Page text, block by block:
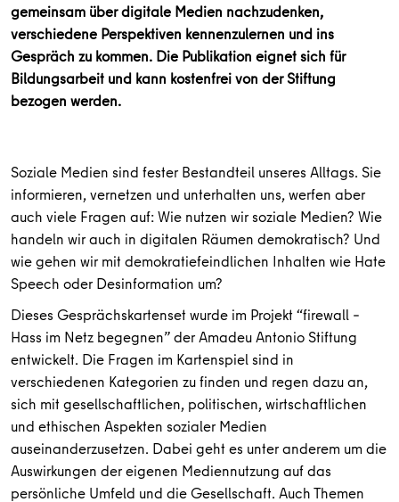
gemeinsam über digitale Medien nachzudenken,
verschiedene Perspektiven kennenzulernen und ins
Gespräch zu kommen. Die Publikation eignet sich für
Bildungsarbeit und kann kostenfrei von der Stiftung
bezogen werden.
Soziale Medien sind fester Bestandteil unseres Alltags. Sie
informieren, vernetzen und unterhalten uns, werfen aber
auch viele Fragen auf: Wie nutzen wir soziale Medien? Wie
handeln wir auch in digitalen Räumen demokratisch? Und
wie gehen wir mit demokratiefeindlichen Inhalten wie Hate
Speech oder Desinformation um?
Dieses Gesprächskartenset wurde im Projekt “firewall –
Hass im Netz begegnen” der Amadeu Antonio Stiftung
entwickelt. Die Fragen im Kartenspiel sind in
verschiedenen Kategorien zu finden und regen dazu an,
sich mit gesellschaftlichen, politischen, wirtschaftlichen
und ethischen Aspekten sozialer Medien
auseinanderzusetzen. Dabei geht es unter anderem um die
Auswirkungen der eigenen Mediennutzung auf das
persönliche Umfeld und die Gesellschaft. Auch Themen